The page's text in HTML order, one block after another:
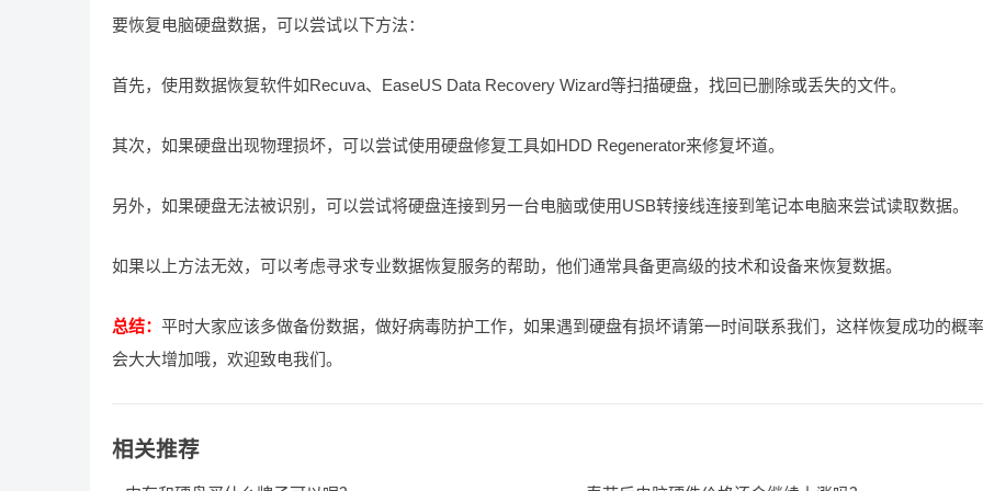
要恢复电脑硬盘数据，可以尝试以下方法：
首先，使用数据恢复软件如Recuva、EaseUS Data Recovery Wizard等扫描硬盘，找回已删除或丢失的文件。
其次，如果硬盘出现物理损坏，可以尝试使用硬盘修复工具如HDD Regenerator来修复坏道。
另外，如果硬盘无法被识别，可以尝试将硬盘连接到另一台电脑或使用USB转接线连接到笔记本电脑来尝试读取数据。
如果以上方法无效，可以考虑寻求专业数据恢复服务的帮助，他们通常具备更高级的技术和设备来恢复数据。
总结： 平时大家应该多做备份数据，做好病毒防护工作，如果遇到硬盘有损坏请第一时间联系我们，这样恢复成功的概
会大大增加哦，欢迎致电我们。
相关推荐